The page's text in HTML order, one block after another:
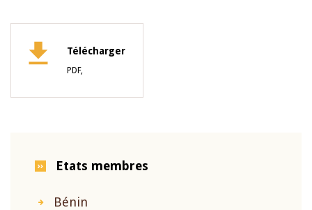
Télécharger
PDF,
Etats membres
Bénin